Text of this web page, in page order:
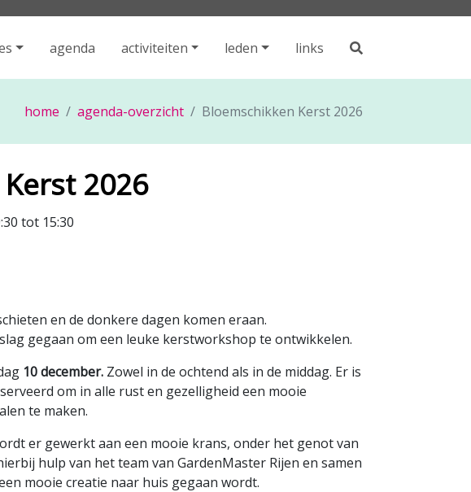
agenda activiteiten leden links
home agenda-overzicht Bloemschikken Kerst 2026
2026
tot 15:30
en de donkere dagen komen eraan.
gegaan om een leuke kerstworkshop te ontwikkelen.
10 december. Zowel in de ochtend als in de middag. Er is
om in alle rust en gezelligheid een mooie
te maken.
er gewerkt aan een mooie krans, onder het genot van
hulp van het team van GardenMaster Rijen en samen
mooie creatie naar huis gegaan wordt.